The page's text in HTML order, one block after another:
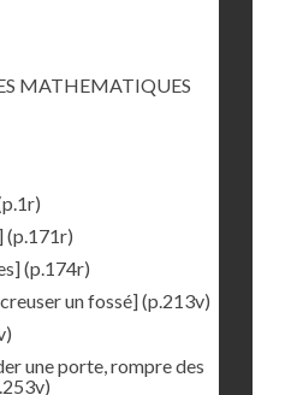
MATHEMATIQUES
(p.171r)
(p.174r)
un fossé](p.213v)
une porte, rompre des